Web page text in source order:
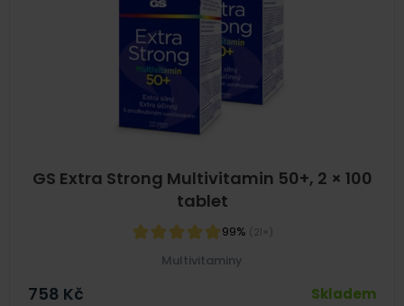
GS Extra Strong Multivitamin 50+, 2 × 100
tablet
99% (21×)
Multivitaminy
758 Kč Skladem